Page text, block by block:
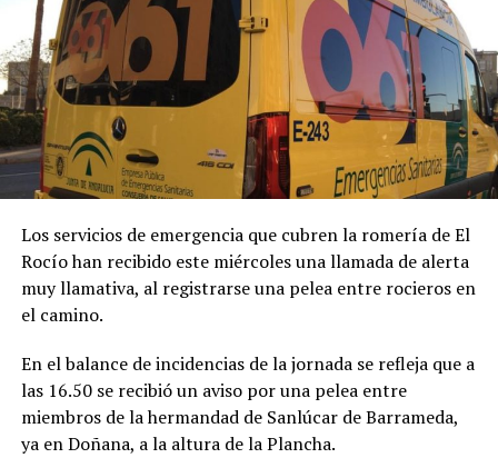
Los servicios de emergencia que cubren la romería de El
Rocío han recibido este miércoles una llamada de alerta
muy llamativa, al registrarse una pelea entre rocieros en
el camino.
En el balance de incidencias de la jornada se refleja que a
las 16.50 se recibió un aviso por una pelea entre
miembros de la hermandad de Sanlúcar de Barrameda,
ya en Doñana, a la altura de la Plancha.